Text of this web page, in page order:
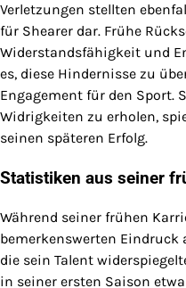
Verletzungen stellten
für Shearer dar. Frühe
Widerstandsfähigkeit und
es, diese Hindernisse zu
Engagement für den Sport.
Widrigkeiten zu erholen,
seinen späteren Erfolg.
Statistiken aus seiner
Während seiner frühen
bemerkenswerten
die sein Talent
in seiner ersten Saison